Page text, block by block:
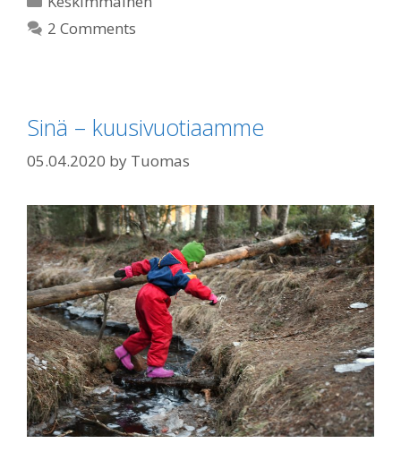
2 Comments
Sinä – kuusivuotiaamme
05.04.2020 by Tuomas